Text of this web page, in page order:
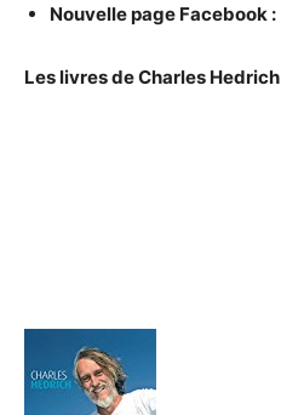
Nouvelle page Facebook :
Les livres de Charles Hedrich